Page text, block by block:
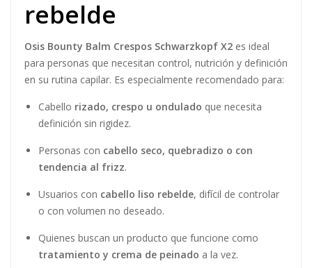
en la fibra capilar, manteniendo los rizos suaves,
flexibles y bien formados.
Aceite de oliva: Rico en antioxidantes y ácidos grasos,
nutre intensamente, combate el frizz y deja un brillo
saludable.
Agentes antiestáticos : Eliminan la electricidad
estática, facilitando el control y la definición.
Protectores contra la humedad: Crean una barrera
que previene el frizz incluso en ambientes húmedos.
Textura ligera y cremosa : No apelmaza y permite
una aplicación uniforme de raíz a puntas.
Obsequio: Laca de fijación fuerte Osis+